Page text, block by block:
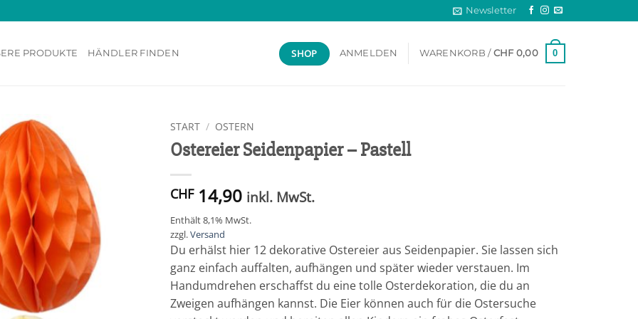
Newsletter
PRODUKTE HÄNDLER FINDEN SHOP ANMELDEN WARENKORB / CHF0,00 0
START / OSTERN
Ostereier Seidenpapier – Pastell
CHF14,90 inkl. MwSt.
Enthält 8,1% MwSt.
zzgl.Versand
Du erhälst hier 12 dekorative Ostereier aus Seidenpapier. Sie lassen sich
ganz einfach auffalten, aufhängen und später wieder verstauen. Im
Handumdrehen erschaffst du eine tolle Osterdekoration, die du an
Zweigen aufhängen kannst. Die Eier können auch für die Ostersuche